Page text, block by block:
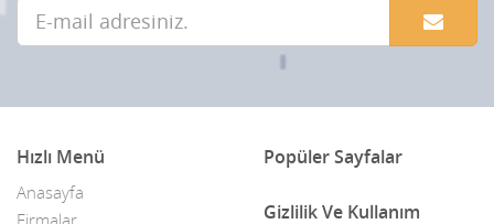
Hızlı Menü
Anasayfa
Popüler Sayfalar
Gizlilik Ve Kullanım